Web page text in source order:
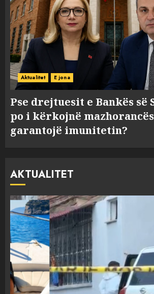
Aktualitet E jona
Pse drejtuesit e Bankës së
po i kërkojnë mazhorancës
garantojë imunitetin?
AKTUALITET